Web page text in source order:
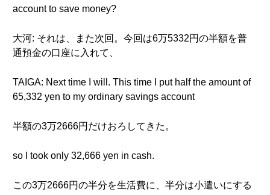
account to save money?
大河: それは、また次回。今回は6万5332円の半額を普
通預金の口座に入れて、
TAIGA: Next time I will. This time I put half the amount of
65,332 yen to my ordinary savings account
半額の3万2666円だけおろしてきた。
so I took only 32,666 yen in cash.
この3万2666円の半分を生活費に、半分は小遣いにする